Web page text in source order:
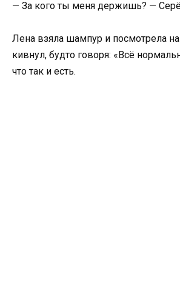
— За кого ты меня держишь? —
Лена взяла шампур и посмотрела
кивнул, будто говоря: «Всё
что так и есть.